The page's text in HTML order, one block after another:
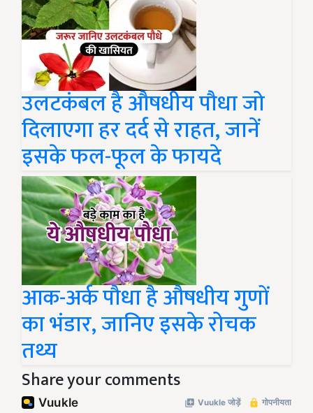
उलटकंबल है औषधीय पौधा जो
दिलाएगा हर दर्द से राहत, जानें
इसके फल-फूल के फायदे
आक-अर्क पौधा है औषधीय गुणों
का भंडार, जानिए इसके रोचक
तथ्य
Share your comments